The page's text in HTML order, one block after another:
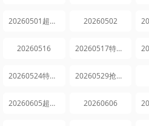
20260501超前探班 20260502
20260516 20260517特别企划
20260524特别企划 20260529抢先逛
20260605超前探班 20260606